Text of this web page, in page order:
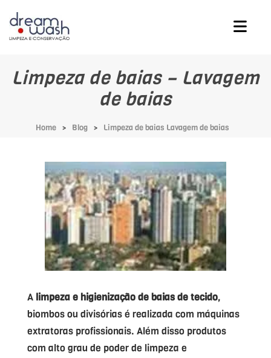
Limpeza de baias – Lavagem
de baias
Home Blog Limpeza de baias Lavagem de baias
A limpeza e higienização de baias de tecido,
biombos ou divisórias é realizada com máquinas
extratoras profissionais. Além disso produtos
com alto grau de poder de limpeza e